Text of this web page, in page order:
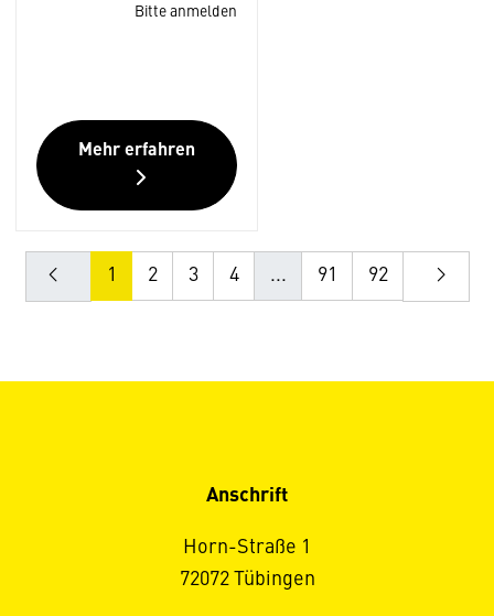
Bitte anmelden
Mehr erfahren
1 2 3 4 ... 91 92
Anschrift
Horn-Straße 1
72072 Tübingen